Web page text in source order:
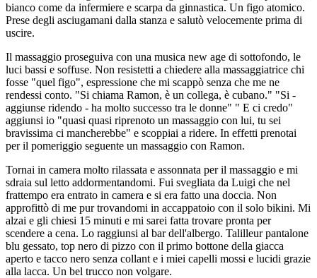
bianco come da infermiere e scarpa da ginnastica. Un figo atomico.
Prese degli asciugamani dalla stanza e salutò velocemente prima di
uscire.
Il massaggio proseguiva con una musica new age di sottofondo, le
luci bassi e soffuse. Non resistetti a chiedere alla massaggiatrice chi
fosse "quel figo", espressione che mi scappò senza che me ne
rendessi conto. "Si chiama Ramon, è un collega, è cubano." "Si -
aggiunse ridendo - ha molto successo tra le donne" " E ci credo"
aggiunsi io "quasi quasi riprenoto un massaggio con lui, tu sei
bravissima ci mancherebbe" e scoppiai a ridere. In effetti prenotai
per il pomeriggio seguente un massaggio con Ramon.
Tornai in camera molto rilassata e assonnata per il massaggio e mi
sdraia sul letto addormentandomi. Fui svegliata da Luigi che nel
frattempo era entrato in camera e si era fatto una doccia. Non
approfittò di me pur trovandomi in accappatoio con il solo bikini. Mi
alzai e gli chiesi 15 minuti e mi sarei fatta trovare pronta per
scendere a cena. Lo raggiunsi al bar dell'albergo. Talilleur pantalone
blu gessato, top nero di pizzo con il primo bottone della giacca
aperto e tacco nero senza collant e i miei capelli mossi e lucidi grazie
alla lacca. Un bel trucco non volgare.